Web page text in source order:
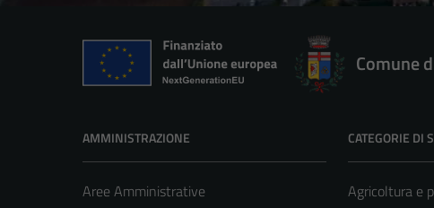
Comune
AMMINISTRAZIONE
Aree Amministrative
CATEGORIE DI
Agricoltura e